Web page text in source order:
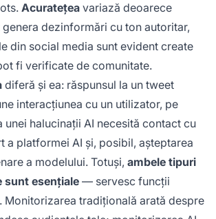
Acuratețea variază deoarece
genera dezinformări cu ton autoritar,
din social media sunt evident create
fi verificate de comunitate.
diferă și ea: răspunsul la un tweet
interacțiunea cu un utilizator, pe
unei halucinații AI necesită contact cu
a platformei AI și, posibil, așteptarea
a modelului. Totuși, ambele tipuri
sunt esențiale — servesc funcții
Monitorizarea tradițională arată despre